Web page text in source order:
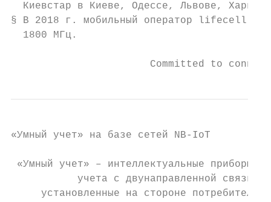
Киевстар в Киеве, Одессе, Львове,
§ В 2018 г. мобильный оператор lifecell
  1800 МГц.
Committed to
«Умный учет» на базе сетей NB-IoT
«Умный учет» – интеллектуальные приборы
           учета с двунаправленной связью,
     установленные на стороне потребителя.